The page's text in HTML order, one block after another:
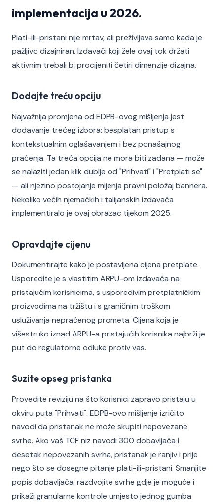
implementacija u 2026.
Plati-ili-pristani nije mrtav, ali preživljava samo kada je
pažljivo dizajniran. Izdavači koji žele ovaj tok držati
aktivnim trebali bi procijeniti četiri dimenzije dizajna.
Dodajte treću opciju
Najvažnija promjena od EDPB-ovog mišljenja jest
dodavanje trećeg izbora: besplatan pristup s
kontekstualnim oglašavanjem i bez ponašajnog
praćenja. Ta treća opcija ne mora biti zadana — može
se nalaziti jedan klik dublje od "Prihvati" i "Pretplati se"
— ali njezino postojanje mijenja pravni položaj bannera.
Nekoliko većih njemačkih i talijanskih izdavača
implementiralo je ovaj obrazac tijekom 2025.
Opravdajte cijenu
Dokumentirajte kako je postavljena cijena pretplate.
Usporedite je s vlastitim ARPU-om izdavača na
pristajućim korisnicima, s usporedivim pretplatničkim
proizvodima na tržištu i s graničnim troškom
usluživanja nepraćenog prometa. Cijena koja je
višestruko iznad ARPU-a pristajućih korisnika najbrži je
put do regulatorne odluke protiv vas.
Suzite opseg pristanka
Provedite reviziju na što korisnici zapravo pristaju u
okviru puta "Prihvati". EDPB-ovo mišljenje izričito
navodi da pristanak ne može skupiti nepovezane
svrhe. Ako vaš TCF niz navodi 300 dobavljača i
desetak nepovezanih svrha, pristanak je ranjiv i prije
nego što se dosegne pitanje plati-ili-pristani. Smanjite
popis dobavljača, razdvojite svrhe gdje je moguće i
prikaži granularne kontrole umjesto jednog gumba